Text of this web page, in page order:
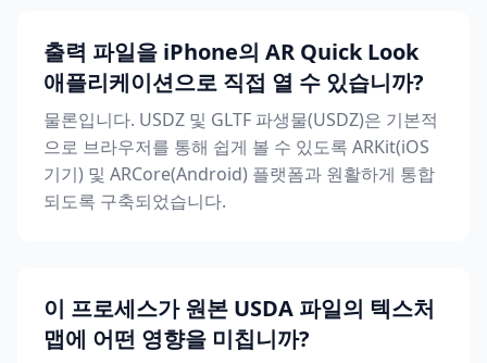
출력 파일을 iPhone의 AR Quick Look
애플리케이션으로 직접 열 수 있습니까?
물론입니다. USDZ 및 GLTF 파생물(USDZ)은 기본적
으로 브라우저를 통해 쉽게 볼 수 있도록 ARKit(iOS
기기) 및 ARCore(Android) 플랫폼과 원활하게 통합
되도록 구축되었습니다.
이 프로세스가 원본 USDA 파일의 텍스처
맵에 어떤 영향을 미칩니까?